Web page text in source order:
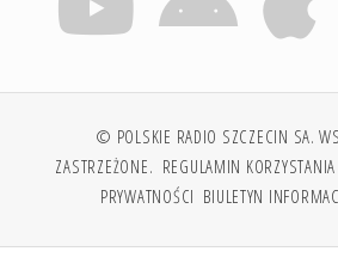
© POLSKIE RADIO SZCZECIN SA.
ZASTRZEŻONE. REGULAMIN
PRYWATNOŚCI BIULETYN